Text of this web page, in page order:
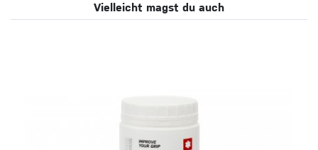
Vielleicht magst du auch